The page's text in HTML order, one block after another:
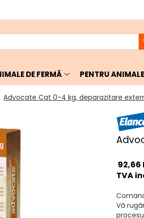
DE FERMĂ PENTRU
Advocate Cat 0-4 kg, deparazitare
92,66
TVA
Vă